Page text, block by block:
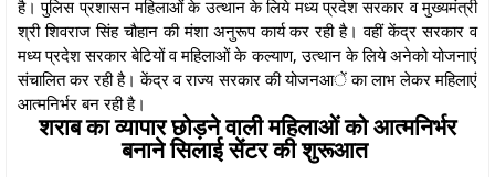
है। पुलिस प्रशासन महिलाओं के उत्थान के लिये मध्य प्रदेश सरकार व मुख्यमंत्री
श्री शिवराज सिंह चौहान की मंशा अनुरूप कार्य कर रही है। वहीं केंद्र सरकार व
मध्य प्रदेश सरकार बेटियों व महिलाओं के कल्याण, उत्थान के लिये अनेको योजनाएं
संचालित कर रही है। केंद्र व राज्य सरकार की योजनआें का लाभ लेकर महिलाएं
आत्मनिर्भर बन रही है।
शराब का व्यापार छोड़ने वाली महिलाओं को आत्मनिर्भर
बनाने सिलाई सेंटर की शुरूआत